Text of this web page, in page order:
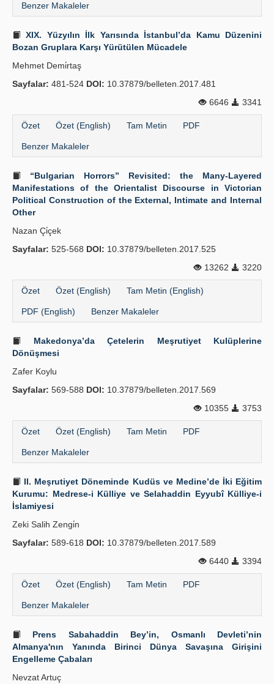
Benzer Makaleler
XIX. Yüzyılın İlk Yarısında İstanbul’da Kamu Düzenini
Bozan Gruplara Karşı Yürütülen Mücadele
Mehmet Demi̇rtaş
Sayfalar: 481-524 DOI: 10.37879/belleten.2017.481
6646
3341
Özet Özet (English) Tam Metin PDF
Benzer Makaleler
“Bulgarian Horrors” Revisited: the Many-Layered
Manifestations of the Orientalist Discourse in Victorian
Political Construction of the External, Intimate and Internal
Other
Nazan Çi̇çek
Sayfalar: 525-568 DOI: 10.37879/belleten.2017.525
13262
3220
Özet Özet (English) Tam Metin (English)
PDF (English) Benzer Makaleler
Makedonya’da Çetelerin Meşrutiyet Kulüplerine
Dönüşmesi
Zafer Koylu
Sayfalar: 569-588 DOI: 10.37879/belleten.2017.569
10355
3753
Özet Özet (English) Tam Metin PDF
Benzer Makaleler
II. Meşrutiyet Döneminde Kudüs ve Medine’de İki Eğitim
Kurumu: Medrese-i Külliye ve Selahaddin Eyyubî Külliye-i
İslamiyesi
Zeki Salih Zengi̇n
Sayfalar: 589-618 DOI: 10.37879/belleten.2017.589
6440
3394
Özet Özet (English) Tam Metin PDF
Benzer Makaleler
Prens Sabahaddin Bey’in, Osmanlı Devleti’nin
Almanya'nın Yanında Birinci Dünya Savaşına Girişini
Engelleme Çabaları
Nevzat Artuç